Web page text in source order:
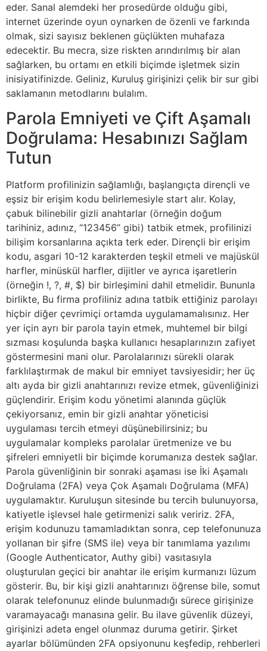
eder. Sanal alemdeki her prosedürde olduğu gibi,
internet üzerinde oyun oynarken de özenli ve farkında
olmak, sizi sayısız beklenen güçlükten muhafaza
edecektir. Bu mecra, size riskten arındırılmış bir alan
sağlarken, bu ortamı en etkili biçimde işletmek sizin
inisiyatifinizde. Geliniz, Kuruluş girişinizi çelik bir sur gibi
saklamanın metodlarını bulalım.
Parola Emniyeti ve Çift Aşamalı
Doğrulama: Hesabınızı Sağlam
Tutun
Platform profilinizin sağlamlığı, başlangıçta dirençli ve
eşsiz bir erişim kodu belirlemesiyle start alır. Kolay,
çabuk bilinebilir gizli anahtarlar (örneğin doğum
tarihiniz, adınız, “123456” gibi) tatbik etmek, profilinizi
bilişim korsanlarına açıkta terk eder. Dirençli bir erişim
kodu, asgari 10-12 karakterden teşkil etmeli ve majüskül
harfler, minüskül harfler, dijitler ve ayrıca işaretlerin
(örneğin !, ?, #, $) bir birleşimini dahil etmelidir. Bununla
birlikte, Bu firma profiliniz adına tatbik ettiğiniz parolayı
hiçbir diğer çevrimiçi ortamda uygulamamalısınız. Her
yer için ayrı bir parola tayin etmek, muhtemel bir bilgi
sızması koşulunda başka kullanıcı hesaplarınızın zafiyet
göstermesini mani olur. Parolalarınızı sürekli olarak
farklılaştırmak de makul bir emniyet tavsiyesidir; her üç
altı ayda bir gizli anahtarınızı revize etmek, güvenliğinizi
güçlendirir. Erişim kodu yönetimi alanında güçlük
çekiyorsanız, emin bir gizli anahtar yöneticisi
uygulaması tercih etmeyi düşünebilirsiniz; bu
uygulamalar kompleks parolalar üretmenize ve bu
şifreleri emniyetli bir biçimde korumanıza destek sağlar.
Parola güvenliğinin bir sonraki aşaması ise İki Aşamalı
Doğrulama (2FA) veya Çok Aşamalı Doğrulama (MFA)
uygulamaktır. Kuruluşun sitesinde bu tercih bulunuyorsa,
katiyetle işlevsel hale getirmenizi salık veririz. 2FA,
erişim kodunuzu tamamladıktan sonra, cep telefonunuza
yollanan bir şifre (SMS ile) veya bir tanımlama yazılımı
(Google Authenticator, Authy gibi) vasıtasıyla
oluşturulan geçici bir anahtar ile erişim kurmanızı lüzum
gösterir. Bu, bir kişi gizli anahtarınızı öğrense bile, somut
olarak telefonunuz elinde bulunmadığı sürece girişinize
varamayacağı manasına gelir. Bu ilave güvenlik düzeyi,
girişinizi adeta engel olunmaz duruma getirir. Şirket
ayarlar bölümünden 2FA opsiyonunu keşfedip, rehberleri